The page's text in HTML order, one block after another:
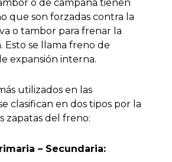
o de campana tienen
que son forzadas contra la
o tambor para frenar la
Esto se llama freno de
expansión interna.
utilizados en las
clasifican en dos tipos por la
zapatas del freno:
– Secundaria: